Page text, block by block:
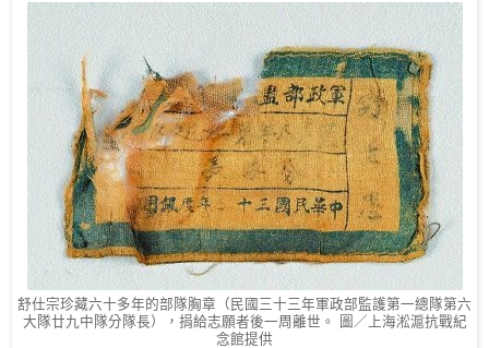
舒仕宗珍藏六十多年的部隊胸章（民國三十三年軍政部監護第一總隊第六
大隊廿九中隊分隊長），捐給志願者後一周離世。 圖／上海淞滬抗戰紀
念館提供